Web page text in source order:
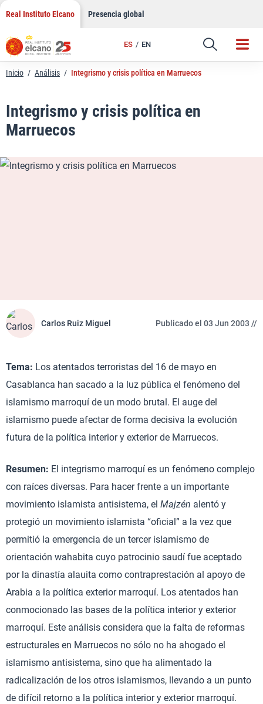
Saltar
contenido
Real Instituto Elcano Presencia global
ES EN
Enlace
Inicio / Análisis / Integrismo y crisis política en Marruecos
Integrismo y crisis política en
Marruecos
Carlos Ruiz Miguel Publicado el 03 Jun 2003 //
Tema: Los atentados terroristas del 16 de mayo en
Casablanca han sacado a la luz pública el fenómeno del
islamismo marroquí de un modo brutal. El auge del
islamismo puede afectar de forma decisiva la evolución
futura de la política interior y exterior de Marruecos.
Resumen: El integrismo marroquí es un fenómeno complejo
con raíces diversas. Para hacer frente a un importante
movimiento islamista antisistema, el Majzén alentó y
protegió un movimiento islamista “oficial” a la vez que
permitió la emergencia de un tercer islamismo de
orientación wahabita cuyo patrocinio saudí fue aceptado
por la dinastía alauita como contraprestación al apoyo de
Arabia a la política exterior marroquí. Los atentados han
conmocionado las bases de la política interior y exterior
marroquí. Este análisis considera que la falta de reformas
estructurales en Marruecos no sólo no ha ahogado el
islamismo antisistema, sino que ha alimentado la
radicalización de los otros islamismos, llevando a un punto
de difícil retorno a la política interior y exterior marroquí.